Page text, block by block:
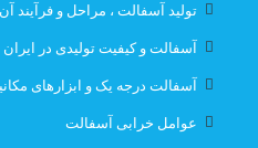
قیمت ایزوگام با نصب در تبریز
قیمت ایزوگام در تبریز
تولید آسفالت ، مراحل و فرآیند
آسفالت و کیفیت تولیدی در ایران
آسفالت درجه یک و ابزارهای
عوامل خرابی آسفالت